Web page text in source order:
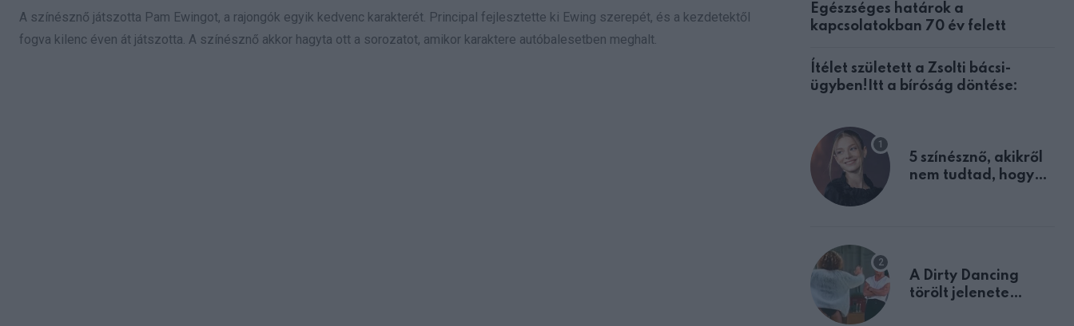
A színésznő játszotta Pam Ewingot, a rajongók egyik kedvenc karakterét. Principal fejlesztette ki Ewing szerepét, és a kezdetektől
fogva kilenc éven át játszotta. A színésznő akkor hagyta ott a sorozatot, amikor karaktere autóbalesetben meghalt.
Egészséges határok a
kapcsolatokban 70 év felett
Ítélet született a Zsolti bácsi-
ügyben!Itt a bíróság döntése:
5 színésznő, akikről
nem tudtad, hogy
A Dirty Dancing
törölt jelenete